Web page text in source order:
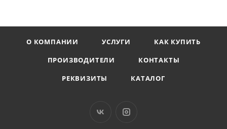
О КОМПАНИИ УСЛУГИ
КАК КУПИТЬ
ПРОИЗВОДИТЕЛИ
КОНТАКТЫ
РЕКВИЗИТЫ
КАТАЛОГ